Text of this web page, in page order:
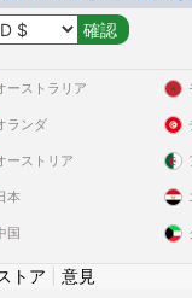
ーストラリア
ランダ
ーストリア
本
国
トア
意見